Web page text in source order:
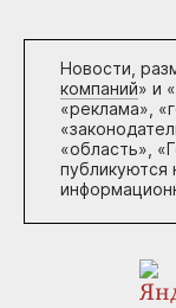
Новости,
компаний» и «
«реклама»,
«область»,
публикуются